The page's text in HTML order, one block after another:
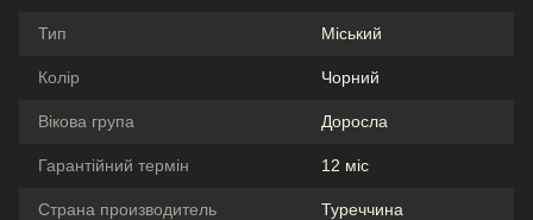
Тип Міський
Колір Чорний
Вікова група Доросла
Гарантійний термін 12 міс
Страна производитель Туреччина